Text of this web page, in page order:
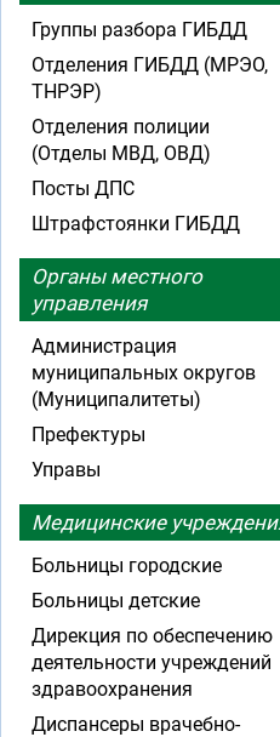
Группы разбора ГИБДД
Отделения ГИБДД (МРЭО,
ТНРЭР)
Отделения полиции
(Отделы МВД, ОВД)
Посты ДПС
Штрафстоянки ГИБДД
Органы местного
управления
Администрация
муниципальных округов
(Муниципалитеты)
Префектуры
Управы
Медицинские
Больницы городские
Больницы детские
Дирекция по обеспечению
деятельности учреждений
здравоохранения
Диспансеры врачебно-